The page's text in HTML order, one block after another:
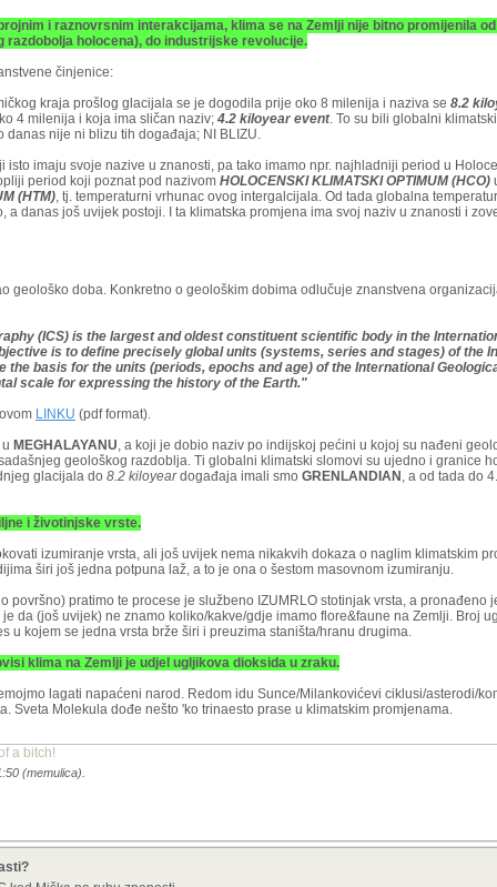
i raznovrsnim interakcijama, klima se na Zemlji nije bitno promijenila
razdobolja holocena), do industrijske revolucije.
činjenice:
kraja prošlog glacijala se je dogodila prije oko 8 milenija i naziva se 8.2
4 milenija i koja ima sličan naziv; 4.2 kiloyear event. To su bili globalni
nije ni blizu tih događaja; NI BLIZU.
imaju svoje nazive u znanosti, pa tako imamo npr. najhladniji period u
period koji poznat pod nazivom HOLOCENSKI KLIMATSKI OPTIMUM (HCO)
(HTM), tj. temperaturni vrhunac ovog intergalcijala. Od tada globalna
a danas još uvijek postoji. I ta klimatska promjena ima svoj naziv u znanosti i
geološko doba. Konkretno o geološkim dobima odlučuje znanstvena
(ICS) is the largest and oldest constituent scientific body in the
is to define precisely global units (systems, series and stages) of the
basis for the units (periods, epochs and age) of the International
scale for expressing the history of the Earth."
LINKU (pdf format).
MEGHALAYANU, a koji je dobio naziv po indijskoj pećini u kojoj su nađeni
geološkog razdoblja. Ti globalni klimatski slomovi su ujedno i granice
glacijala do 8.2 kiloyeardogađaja imali smo GRENLANDIAN , a od tada do
i životinjske vrste.
izumiranje vrsta, ali još uvijek nema nikakvih dokaza o naglim klimatskim
širi još jedna potpuna laž, a to je ona o šestom masovnom izumiranju.
površno) pratimo te procese je službeno IZUMRLO stotinjak vrsta, a pronađeno
da (još uvijek) ne znamo koliko/kakve/gdje imamo flore&faune na Zemlji. Broj
u kojem se jedna vrsta brže širi i preuzima staništa/hranu drugima.
klima na Zemlji je udjel ugljikova dioksida u zraku.
lagati napaćeni narod. Redom idu Sunce/Milankovićevi ciklusi/asterodi/
Sveta Molekula dođe nešto 'ko trinaesto prase u klimatskim promjenama.
a bitch!
(memulica).